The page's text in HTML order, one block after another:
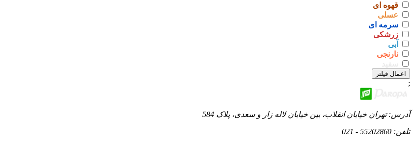
قهوه ای
عسلی
سرمه ای
زرشکی
آبی
نارنجی
اعمال فیلتر
;
آدرس:تهران خیابان انقلاب، بین خیابان لاله زار و سعدی، پلاک 584
تلفن: